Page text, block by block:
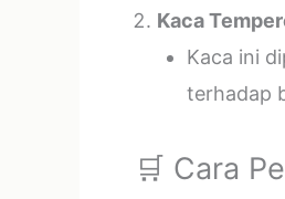
Kaca
Kaca ini
terhadap
🛒 Cara